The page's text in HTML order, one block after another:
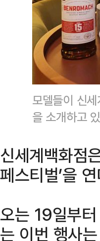
모델들이 신
을 소개하고
신세계백화점
페스티벌’을
오는 19일부
는 이번 행사